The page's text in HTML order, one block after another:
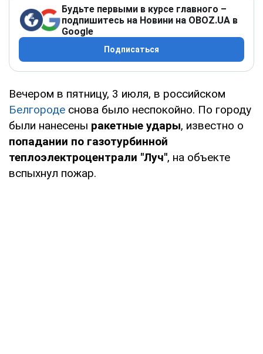
Будьте первыми в курсе главного –
подпишитесь на Новини на OBOZ.UA в
Google
Подписаться
Вечером в пятницу, 3 июля, в российском
Белгороде снова было неспокойно. По городу
были нанесены ракетные удары, известно о
попадании по газотурбинной
теплоэлектроцентрали "Луч", на объекте
вспыхнул пожар.